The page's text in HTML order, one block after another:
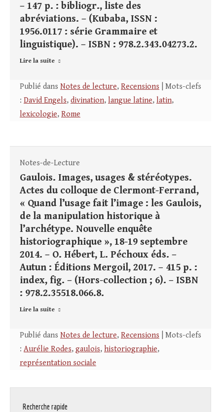
– 147 p. : bibliogr., liste des
abréviations. – (Kubaba, ISSN :
1956.0117 : série Grammaire et
linguistique). – ISBN : 978.2.343.04273.2.
Lire la suite
Publié dans Notes de lecture, Recensions | Mots-clefs
: David Engels, divination, langue latine, latin,
lexicologie, Rome
Notes-de-Lecture
Gaulois. Images, usages & stéréotypes.
Actes du colloque de Clermont-Ferrand,
« Quand l’usage fait l’image : les Gaulois,
de la manipulation historique à
l’archétype. Nouvelle enquête
historiographique », 18-19 septembre
2014. – O. Hébert, L. Péchoux éds. –
Autun : Éditions Mergoil, 2017. – 415 p. :
index, fig. – (Hors-collection ; 6). – ISBN
: 978.2.35518.066.8.
Lire la suite
Publié dans Notes de lecture, Recensions | Mots-clefs
: Aurélie Rodes, gaulois, historiographie,
représentation sociale
Recherche rapide